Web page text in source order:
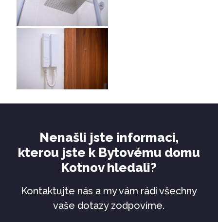
Nenašli jste informaci,
kterou jste k Bytovému domu
Kotnov hledali?
Kontaktujte nás a my vám rádi všechny
vaše dotazy zodpovíme.